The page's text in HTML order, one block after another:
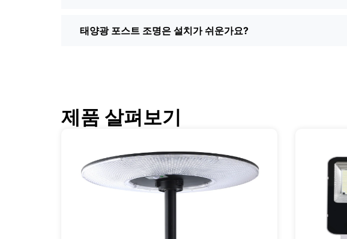
심지어 몇몇 지역 비즈니스에도 추천한 적이 있습니다. 얼
태양광 포스트 조명은 설치가 쉬운가요?
제품 살펴보기